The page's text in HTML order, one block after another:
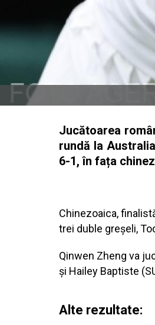
Jucătoarea
rundă la
6-1, în fața
Chinezoaica,
trei duble greșeli,
Qinwen Zheng va
și Hailey Baptiste
Alte rezultate: